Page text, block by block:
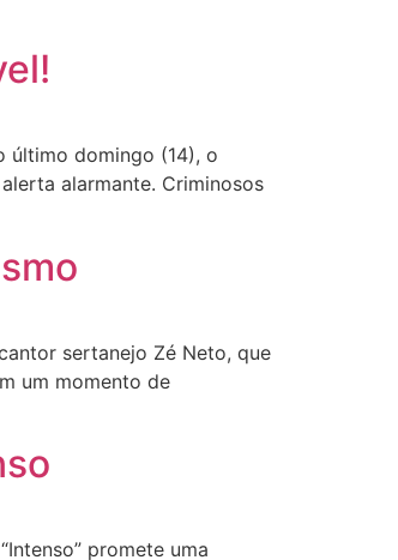
último domingo (14), o
alarmante. Criminosos
sertanejo Zé Neto, que
um momento de
promete uma